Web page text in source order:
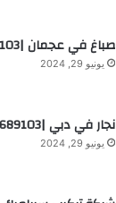
صباغ في عجمان |0553689103
يونيو 29, 2024
نجار في دبي |0553689103| اعمال النجارة
يونيو 29, 2024